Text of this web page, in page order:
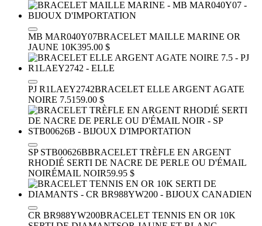
MB MAR040Y07BRACELET MAILLE MARINE OR
JAUNE 10K395.00 $
PJ R1LAEY2742BRACELET ELLE ARGENT AGATE
NOIRE 7.5159.00 $
SP STB00626BBRACELET TRÈFLE EN ARGENT
RHODIÉ SERTI DE NACRE DE PERLE OU D'ÉMAIL
NOIRÉMAIL NOIR59.95 $
CR BR988YW200BRACELET TENNIS EN OR 10K